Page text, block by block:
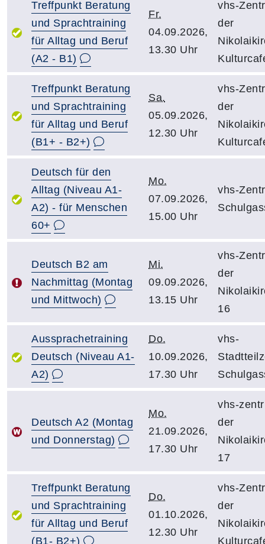
Treffpunkt Beratung
und Sprachtraining
für Alltag und Beruf
(A2 - B1)
Fr.
04.09.2026,
13.30 Uhr
vhs-
der
Treffpunkt Beratung
und Sprachtraining
für Alltag und Beruf
(B1+ - B2+)
Sa.
05.09.2026,
12.30 Uhr
vhs-
der
Deutsch für den
Alltag (Niveau A1-
A2) - für Menschen
60+
Mo.
07.09.2026,
15.00 Uhr
vhs-
Deutsch B2 am
Nachmittag (Montag
und Mittwoch)
Mi.
09.09.2026,
13.15 Uhr
vhs-
der
16
Aussprachetraining
Deutsch (Niveau A1-
A2)
Do.
10.09.2026,
17.30 Uhr
vhs-
Deutsch A2 (Montag
und Donnerstag)
Mo.
21.09.2026,
17.30 Uhr
vhs-
der
17
Treffpunkt Beratung
und Sprachtraining
für Alltag und Beruf
(B1- B2+)
Do.
01.10.2026,
12.30 Uhr
vhs-
der